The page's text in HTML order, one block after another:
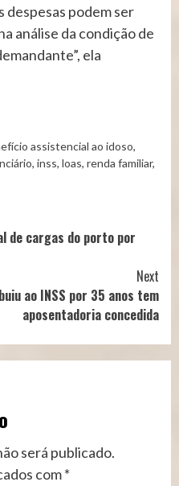
despesas podem ser
análise da condição de
ela
assistencial ao idoso,
, inss, loas, renda familiar,
de cargas do porto por
Next
ao INSS por 35 anos tem
aposentadoria concedida
será publicado.
com*